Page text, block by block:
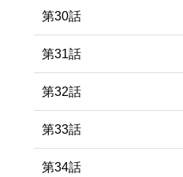
第30話
第31話
第32話
第33話
第34話